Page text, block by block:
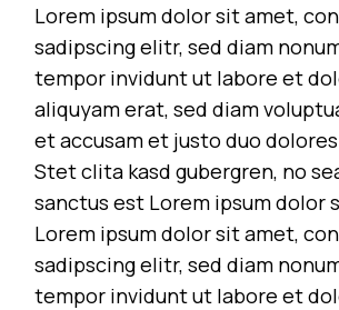
Lorem ipsum dolor sit amet,
sadipscing elitr, sed diam
tempor invidunt ut labore et
aliquyam erat, sed diam
et accusam et justo duo
Stet clita kasd gubergren, no
sanctus est Lorem ipsum dolor
Lorem ipsum dolor sit amet,
sadipscing elitr, sed diam
tempor invidunt ut labore et